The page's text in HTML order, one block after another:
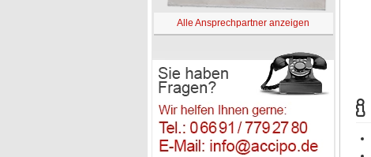
Alle Ansprechpartner anzeigen